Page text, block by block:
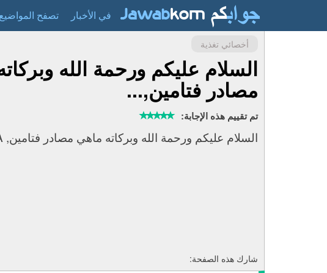
في الأخبار تصفح المواضيع
أخصائي تغذية
السلام عليكم ورحمة الله
مصادر فتامين,...
تم تقييم هذه الإجابة:
السلام عليكم ورحمة الله وبركاته ماهي مصادر فتامين, A
شارك هذه الصفحة: